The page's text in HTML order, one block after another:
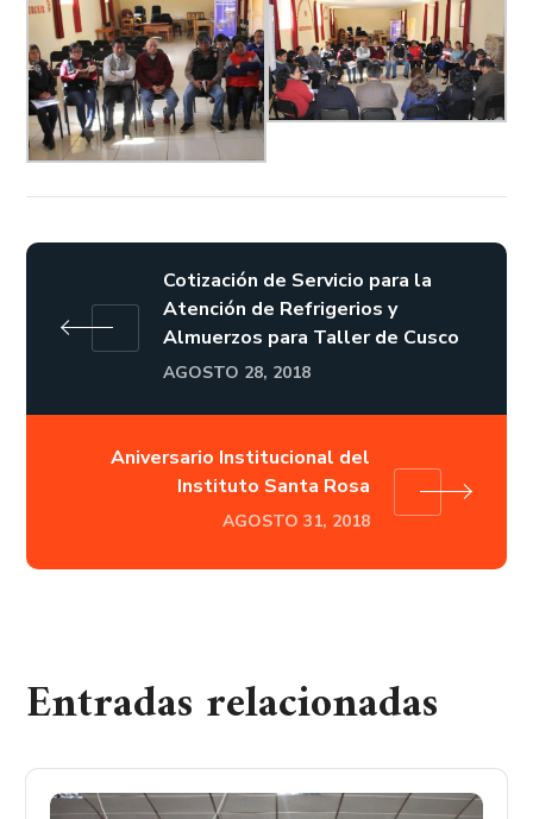
Cotización de Servicio para la
Atención de Refrigerios y
Almuerzos para Taller de Cusco
AGOSTO 28, 2018
Aniversario Institucional del
Instituto Santa Rosa
AGOSTO 31, 2018
Entradas relacionadas